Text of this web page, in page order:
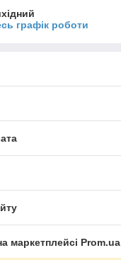
графік роботи
маркетплейсі Prom.ua